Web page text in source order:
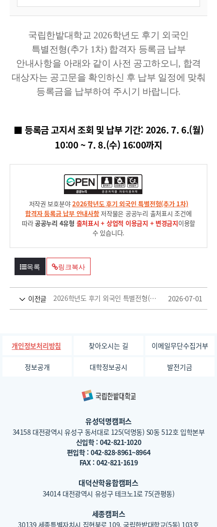
국립한밭대학교 2026학년도 후기 외국인
특별전형(추가 1차) 합격자 등록금 납부
안내사항을 아래와 같이 사전 공고하오니, 합격
대상자는 공고문을 확인하신 후 납부 일정에 맞춰
등록금을 납부하여 주시기 바랍니다.
■ 등록금 고지서 조회 및 납부 기간: 2026. 7. 6.(월)
10:00 ~ 7. 8.(수) 16:00까지
저작권 보호분야2026학년도 후기 외국인 특별전형(추가 1차)
합격자 등록금 납부 안내사항저작물은 공공누리 출처표시 조건에
따라공공누리 4유형 출처표시 + 상업적 이용금지 + 변경금지이용할
수 있습니다.
목록 링크복사
이전글 2026학년도 후기 외국인 특별전형(추가 1차) 합격자 발표 2026-07-01
개인정보처리방침 찾아오시는 길 이메일무단수집거부
정보공개 대학정보공시 발전기금
유성덕명캠퍼스
34158 대전광역시 유성구 동서대로 125(덕명동) S0동 512호 입학본부
신입학 : 042-821-1020
편입학 : 042-828-8961~8964
FAX : 042-821-1619
대덕산학융합캠퍼스
34014 대전광역시 유성구 테크노1로 75(관평동)
세종캠퍼스
30139 세종특별자치시 집현북로 109, 국립한밭대학교(5동) 103호